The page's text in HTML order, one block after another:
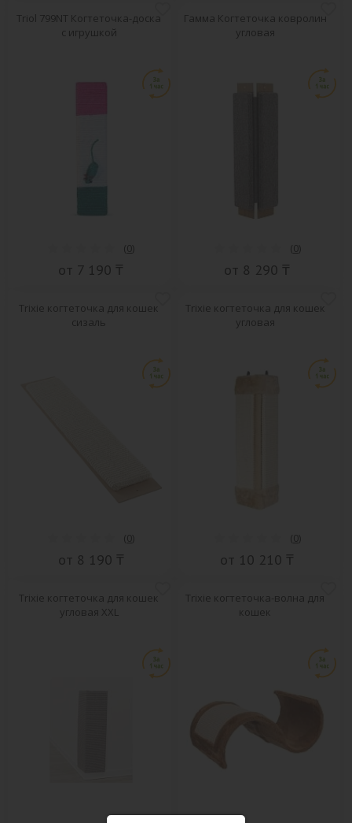
Triol 799NT Когтеточка-доска
с игрушкой
(0)
от 7 190 ₸
Гамма Когтеточка ковролин
угловая
(0)
от 8 290 ₸
Trixie когтеточка для кошек
сизаль
(0)
от 8 190 ₸
Trixie когтеточка для кошек
угловая
(0)
от 10 210 ₸
Trixie когтеточка для кошек
угловая XXL
Trixie когтеточка-волна для
кошек